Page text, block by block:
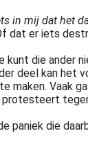
in mij dat het
er iets
die
deel kan het
maken. Vaak
protesteert
paniek die